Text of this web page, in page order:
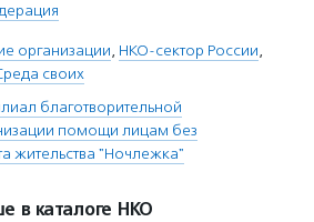
организации, НКО-сектор России,
своих
благотворительной
помощи лицам без
жительства "Ночлежка"
в каталоге НКО